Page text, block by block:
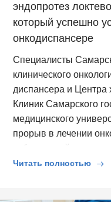
эндопротез
который успешно
онкодиспансере
Специалисты
клинического
диспансера и Центра
Клиник Самарского
медицинского
прорыв в лечении
Читать полностью